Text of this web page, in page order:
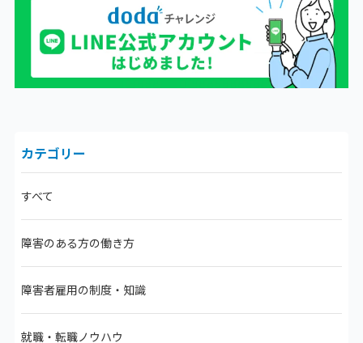
カテゴリー
すべて
障害のある方の働き方
障害者雇用の制度・知識
就職・転職ノウハウ